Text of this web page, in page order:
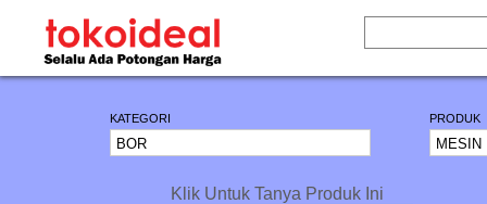
KATEGORI PRODUK
Klik Untuk Tanya Produk Ini